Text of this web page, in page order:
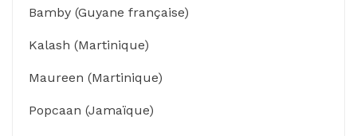
Bamby (Guyane française)
Kalash (Martinique)
Maureen (Martinique)
Popcaan (Jamaïque)